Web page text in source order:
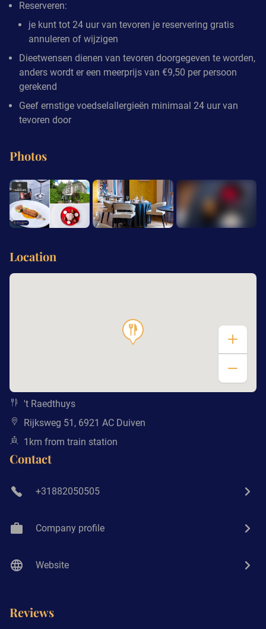
Reserveren:
je kunt tot 24 uur van tevoren je reservering gratis
annuleren of wijzigen
Dieetwensen dienen van tevoren doorgegeven te worden,
anders wordt er een meerprijs van €9,50 per persoon
gerekend
Geef ernstige voedselallergieën minimaal 24 uur van
tevoren door
Photos
Location
't Raedthuys
Rijksweg 51, 6921 AC Duiven
1km from train station
Contact
+31882050505
Company profile
Website
Reviews